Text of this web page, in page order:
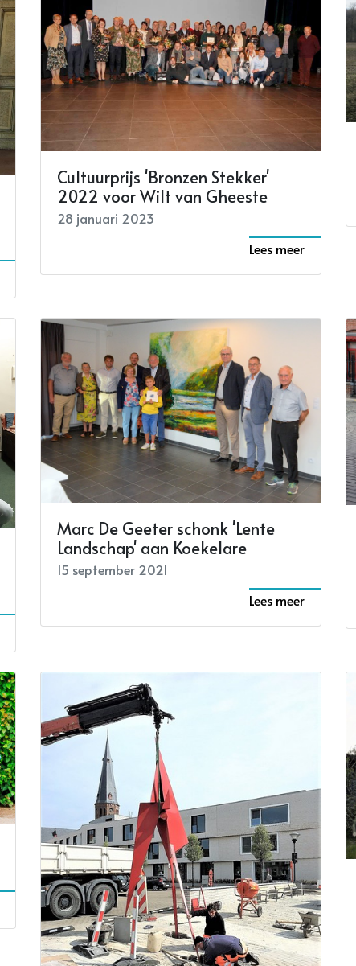
Cultuurprijs 'Bronzen Stekker'
2022 voor Wilt van Gheeste
28 januari 2023
Lees meer
Marc De Geeter schonk 'Lente
Landschap' aan Koekelare
15 september 2021
Lees meer